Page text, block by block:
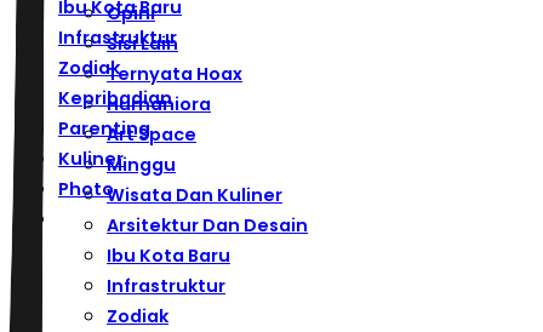
Ibu Kota Baru
Infrastruktur
Zodiak
Kepribadian
Parenting
Kuliner
Photo
Opini
Sisi Lain
Ternyata Hoax
Humaniora
Art Space
Minggu
Wisata Dan Kuliner
Arsitektur Dan Desain
Ibu Kota Baru
Infrastruktur
Zodiak